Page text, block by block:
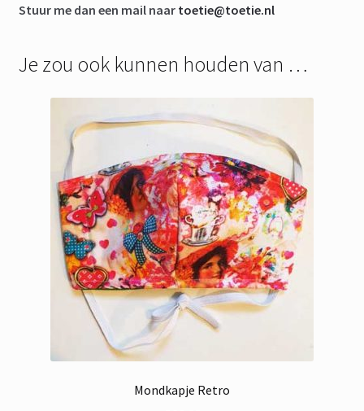
Stuur me dan een mail naar toetie@toetie.nl
Je zou ook kunnen houden van …
Mondkapje Retro